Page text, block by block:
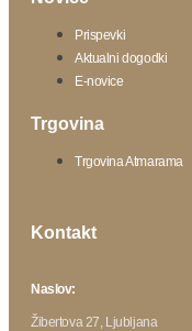
Prispevki
Aktualni dogodki
E-novice
Trgovina
Trgovina Atmarama
Kontakt
Naslov:
Žibertova 27, Ljubljana